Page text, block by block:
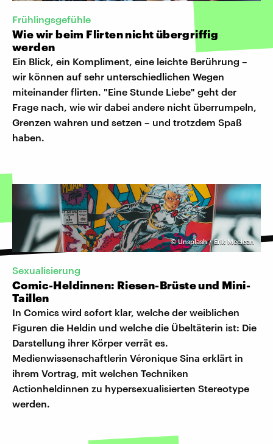
Frühlingsgefühle
Wie wir beim Flirten nicht übergriffig
werden
Ein Blick, ein Kompliment, eine leichte Berührung –
wir können auf sehr unterschiedlichen Wegen
miteinander flirten. "Eine Stunde Liebe" geht der
Frage nach, wie wir dabei andere nicht überrumpeln,
Grenzen wahren und setzen – und trotzdem Spaß
haben.
©Unsplash / Erik Meclean
Sexualisierung
Comic-Heldinnen: Riesen-Brüste und Mini-
Taillen
In Comics wird sofort klar, welche der weiblichen
Figuren die Heldin und welche die Übeltäterin ist: Die
Darstellung ihrer Körper verrät es.
Medienwissenschaftlerin Véronique Sina erklärt in
ihrem Vortrag, mit welchen Techniken
Actionheldinnen zu hypersexualisierten Stereotype
werden.